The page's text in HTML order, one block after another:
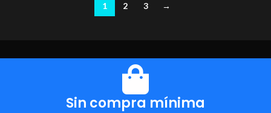
1 2 3 →
Sin compra mínima